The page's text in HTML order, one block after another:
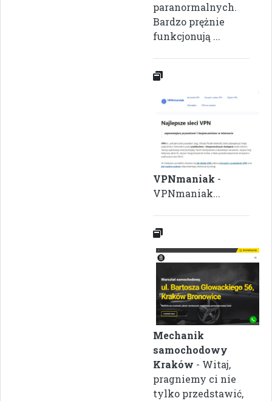
paranormalnych.
Bardzo prężnie
funkcjonują ...
VPNmaniak -
VPNmaniak...
Mechanik
samochodowy
Kraków - Witaj,
pragniemy ci nie
tylko przedstawić,